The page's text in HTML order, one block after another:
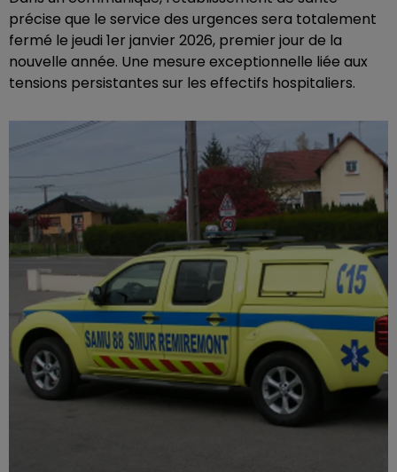
précise que le service des urgences sera totalement
fermé le jeudi 1er janvier 2026, premier jour de la
nouvelle année. Une mesure exceptionnelle liée aux
tensions persistantes sur les effectifs hospitaliers.